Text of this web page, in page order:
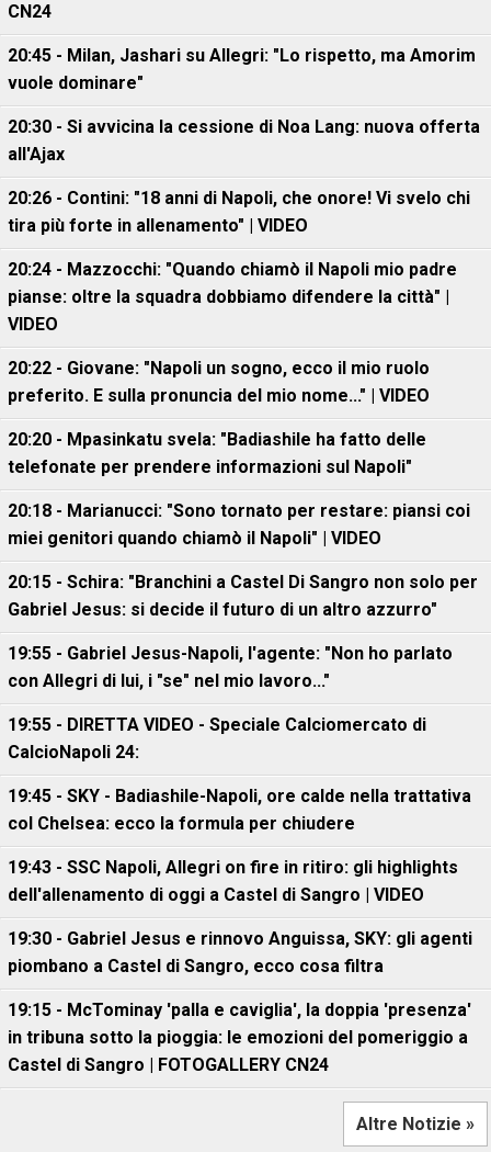
CN24
20:45 - Milan, Jashari su Allegri: "Lo rispetto, ma Amorim
vuole dominare"
20:30 - Si avvicina la cessione di Noa Lang: nuova offerta
all'Ajax
20:26 - Contini: "18 anni di Napoli, che onore! Vi svelo chi
tira più forte in allenamento" | VIDEO
20:24 - Mazzocchi: "Quando chiamò il Napoli mio padre
pianse: oltre la squadra dobbiamo difendere la città" |
VIDEO
20:22 - Giovane: "Napoli un sogno, ecco il mio ruolo
preferito. E sulla pronuncia del mio nome..." | VIDEO
20:20 - Mpasinkatu svela: "Badiashile ha fatto delle
telefonate per prendere informazioni sul Napoli"
20:18 - Marianucci: "Sono tornato per restare: piansi coi
miei genitori quando chiamò il Napoli" | VIDEO
20:15 - Schira: "Branchini a Castel Di Sangro non solo per
Gabriel Jesus: si decide il futuro di un altro azzurro"
19:55 - Gabriel Jesus-Napoli, l'agente: "Non ho parlato
con Allegri di lui, i "se" nel mio lavoro..."
19:55 - DIRETTA VIDEO - Speciale Calciomercato di
CalcioNapoli 24:
19:45 - SKY - Badiashile-Napoli, ore calde nella trattativa
col Chelsea: ecco la formula per chiudere
19:43 - SSC Napoli, Allegri on fire in ritiro: gli highlights
dell'allenamento di oggi a Castel di Sangro | VIDEO
19:30 - Gabriel Jesus e rinnovo Anguissa, SKY: gli agenti
piombano a Castel di Sangro, ecco cosa filtra
19:15 - McTominay 'palla e caviglia', la doppia 'presenza'
in tribuna sotto la pioggia: le emozioni del pomeriggio a
Castel di Sangro | FOTOGALLERY CN24
Altre Notizie »